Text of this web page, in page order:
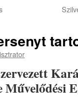
Művelődési